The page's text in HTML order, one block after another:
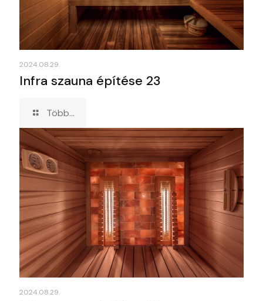
2024.08.29.
Infra szauna építése 23
Több...
2024.08.29.